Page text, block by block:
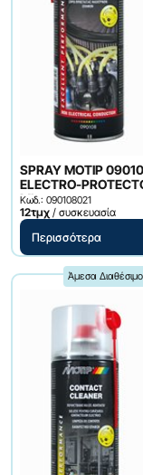
SPRAY ΜΟΤΙΡ
ELECTRO-
ML
Κωδ.: 090108021
12τμχ / συσκευασία
Περισσότερα
Άμεσα Διαθέσιμο